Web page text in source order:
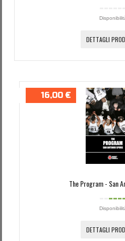
DETTAGLI
16,00 €
The Program - San
DETTAGLI